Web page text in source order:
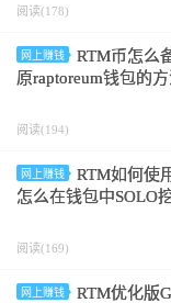
阅读(178)
网上赚钱
RTM币怎么
原raptoreum钱包的
阅读(194)
网上赚钱
RTM如何使
怎么在钱包中SOLO
阅读(169)
网上赚钱
RTM优化版